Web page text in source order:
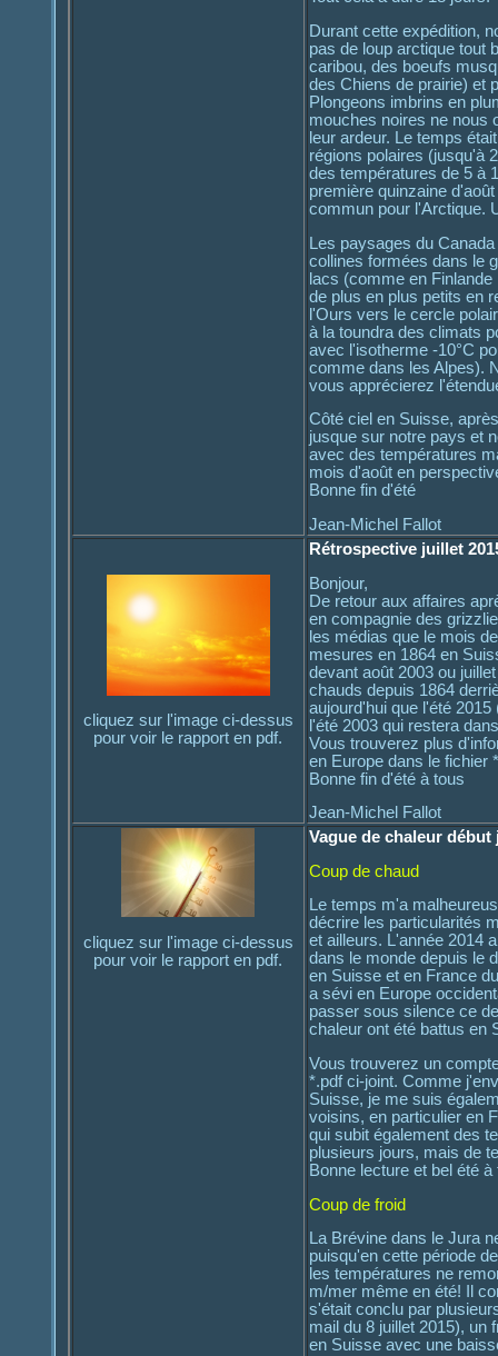
Durant cette expédition,
pas de loup arctique tout
caribou, des boeufs
des Chiens de prairie) et
Plongeons imbrins en
mouches noires ne nous
leur ardeur. Le temps
régions polaires (jusqu'à
des températures de 5 à
première quinzaine
commun pour l'Arctique.
Les paysages du
collines formées dans le
lacs (comme en
de plus en plus petits en
l'Ours vers le cercle
à la toundra des climats
avec l'isotherme -10°C
comme dans les Alpes).
vous apprécierez
Côté ciel en Suisse,
jusque sur notre pays et
avec des températures
mois d'août en
Bonne fin d'été
Jean-Michel Fallot
cliquez sur l'image ci-dessus
pour voir le rapport en pdf.
Rétrospective juillet
Bonjour,
De retour aux affaires
en compagnie des
les médias que le mois
mesures en 1864 en
devant août 2003 ou
chauds depuis 1864
aujourd'hui que l'été
l'été 2003 qui restera
Vous trouverez plus
en Europe dans le fichier
Bonne fin d'été à tous
Jean-Michel Fallot
cliquez sur l'image ci-dessus
pour voir le rapport en pdf.
Vague de chaleur début
Coup de chaud
Le temps m'a
décrire les particularités
et ailleurs. L'année 2014
dans le monde depuis le
en Suisse et en France
a sévi en Europe
passer sous silence ce
chaleur ont été battus en
Vous trouverez un
*.pdf ci-joint. Comme
Suisse, je me suis
voisins, en particulier en
qui subit également des
plusieurs jours, mais de
Bonne lecture et bel été à
Coup de froid
La Brévine dans le Jura
puisqu'en cette période
les températures ne
m/mer même en été! Il
s'était conclu par
mail du 8 juillet 2015), un
en Suisse avec une